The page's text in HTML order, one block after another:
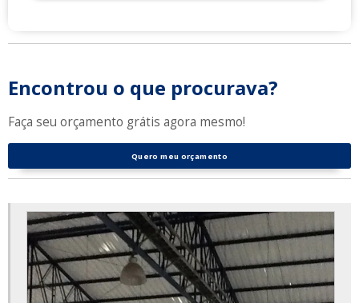
Encontrou o que procurava?
Faça seu orçamento grátis agora mesmo!
Quero meu orçamento